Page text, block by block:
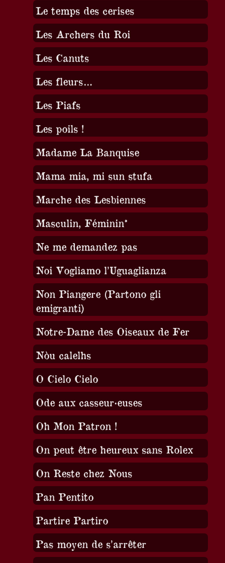
Le temps des cerises
Les Archers du Roi
Les Canuts
Les fleurs…
Les Piafs
Les poils !
Madame La Banquise
Mama mia, mi sun stufa
Marche des Lesbiennes
Masculin, Féminin*
Ne me demandez pas
Noi Vogliamo l’Uguaglianza
Non Piangere (Partono gli
emigranti)
Notre-Dame des Oiseaux de Fer
Nòu calelhs
O Cielo Cielo
Ode aux casseur·euses
Oh Mon Patron !
On peut être heureux sans Rolex
On Reste chez Nous
Pan Pentito
Partire Partiro
Pas moyen de s’arrêter